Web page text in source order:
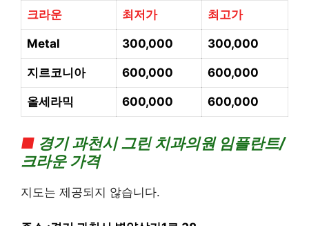
크라운 최저가 최고가
Metal 300,000 300,000
지르코니아 600,000 600,000
올세라믹 600,000 600,000
■ 경기 과천시 그린 치과의원 임플란트/
크라운 가격
지도는 제공되지 않습니다.